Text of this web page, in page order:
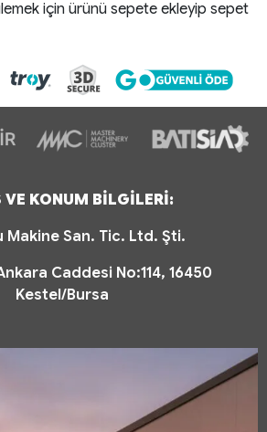
için ürünü sepete ekleyip sepet
VE KONUM BİLGİLERİ:
Makine San. Tic. Ltd. Şti.
Caddesi No:114, 16450
Kestel/Bursa